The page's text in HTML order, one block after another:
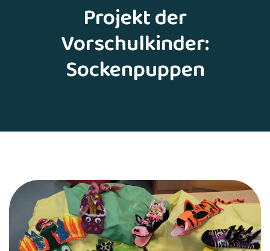
Projekt der
Vorschulkinder:
Sockenpuppen